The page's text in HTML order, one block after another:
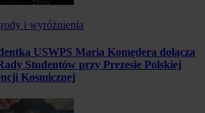
i wyróżnienia
USWPS Maria Komędera dołącza
Studentów przy Prezesie Polskiej
Kosmicznej